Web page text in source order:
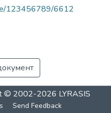
123456789/6612
© 2002-2026 LYRASIS
Send Feedback